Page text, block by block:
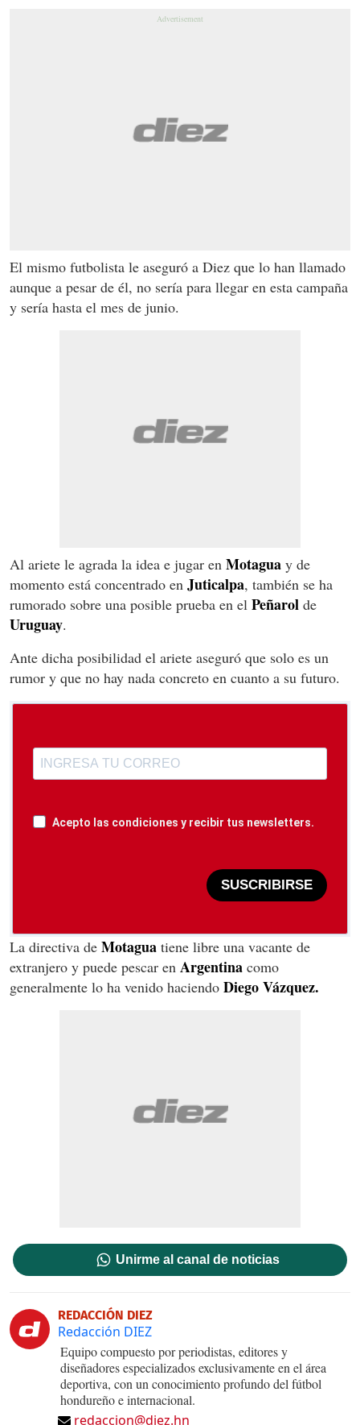
El mismo futbolista le aseguró a Diez que lo han llamado
aunque a pesar de él, no sería para llegar en esta campaña
y sería hasta el mes de junio.
Al ariete le agrada la idea e jugar en Motagua y de
momento está concentrado en Juticalpa, también se ha
rumorado sobre una posible prueba en el Peñarol de
Uruguay.
Ante dicha posibilidad el ariete aseguró que solo es un
rumor y que no hay nada concreto en cuanto a su futuro.
Acepto las condiciones y recibir tus newsletters.
SUSCRIBIRSE
La directiva de Motagua tiene libre una vacante de
extranjero y puede pescar en Argentina como
generalmente lo ha venido haciendo Diego Vázquez.
Unirme al canal de noticias
REDACCIÓN DIEZ
Redacción DIEZ
Equipo compuesto por periodistas, editores y
diseñadores especializados exclusivamente en el área
deportiva, con un conocimiento profundo del fútbol
hondureño e internacional.
redaccion@diez.hn